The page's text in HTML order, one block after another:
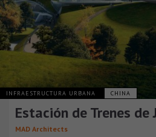
INFRAESTRUCTURA URBANA CHINA
Estación de Trenes de
MAD Architects